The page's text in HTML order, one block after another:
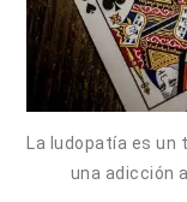
La ludopatía es
una adicción